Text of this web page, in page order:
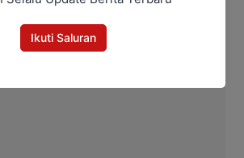
Ikuti Saluran